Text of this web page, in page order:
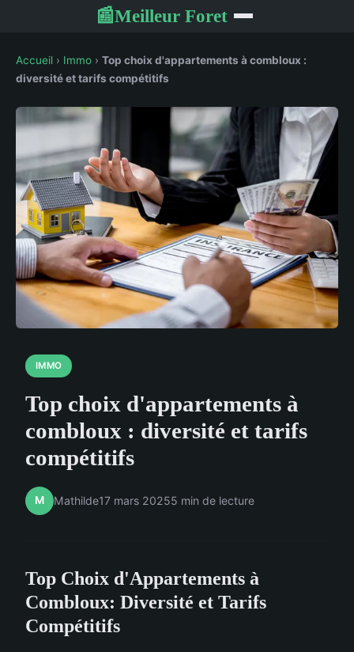
📰Meilleur Foret
Accueil › Immo › Top choix d'appartements à combloux :
diversité et tarifs compétitifs
IMMO
Top choix d'appartements à
combloux : diversité et tarifs
compétitifs
M Mathilde17 mars 20255 min de lecture
Top Choix d'Appartements à
Combloux: Diversité et Tarifs
Compétitifs